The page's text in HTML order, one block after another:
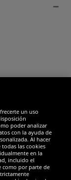
un uso
poder analizar
con la ayuda de
Al hacer
todas las cookies
en la
incluido el
como por parte de